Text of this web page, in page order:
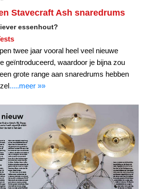
Stavecraft Ash snaredrums
essenhout?
twee jaar vooral heel veel nieuwe
geïntroduceerd, waardoor je bijna zou
grote range aan snaredrums hebben
.....meer »»